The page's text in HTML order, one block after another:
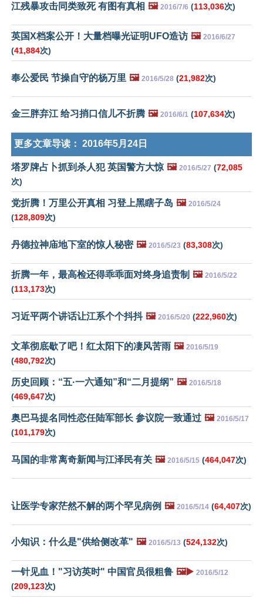
江残暴攻击同类致死 有图有真相 🖼️ 2016/7/6 (113,036次)
英国X档案公开！大量档曝光证明UFO造访 🖼️ 2016/6/27
(41,884次)
奉公爱民 节操自守的杨万里 🖼️ 2016/5/28 (21,982次)
金三胖弃江 给习捎口信儿不折腾 🖼️ 2016/6/1 (107,634次)
更多文章导读： 2016年5月24日
塔罗牌占卜抓到杀人犯 英国警方大惊 🖼️ 2016/5/27 (72,085
次)
党折腾！万里公开真相 习登上黑瞎子岛 🖼️ 2016/5/24
(128,809次)
丹德拉神庙地下室的惊人秘密 🖼️ 2016/5/23 (83,308次)
折腾一年，最高检还得乖乖面对终身追责制 🖼️ 2016/5/22
(113,173次)
习近平两个讲话让江系个个抖抖 🖼️ 2016/5/20 (222,960次)
文革彻底歇了吧！红太阳下的凄风苦雨 🖼️ 2016/5/19
(480,792次)
历史回顾：“五·一六通知”和“二月提纲” 🖼️ 2016/5/18
(469,647次)
奥巴马提名同性恋任陆军部长 参议院一致通过 🖼️ 2016/5/17
(101,179次)
马国的非常离奇新闻与江泽民有关 🖼️ 2016/5/15 (464,047次)
让医学专家茫然不解的两个罕见病例 🖼️ 2016/5/14 (64,407次)
小知识：什么是"供给侧改革" 🖼️ 2016/5/13 (524,132次)
一针见血！"习访英时" 中国官员很粗鲁 🖼️▶️ 2016/5/12
(209,123次)